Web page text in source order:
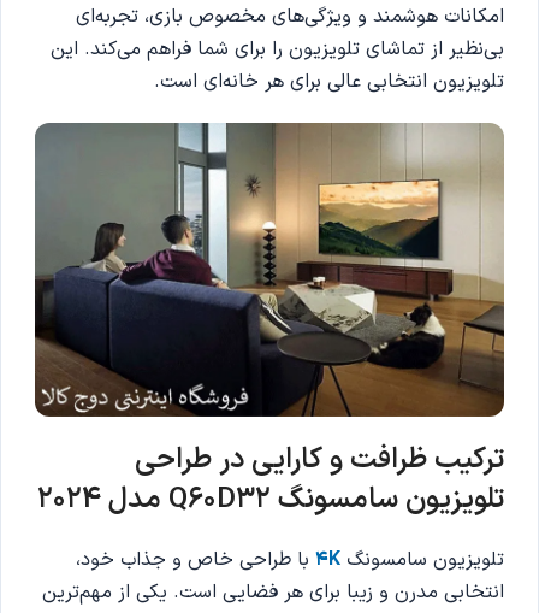
امکانات هوشمند و ویژگی‌های مخصوص بازی، تجربه‌ای
بی‌نظیر از تماشای تلویزیون را برای شما فراهم می‌کند. این
تلویزیون انتخابی عالی برای هر خانه‌ای است.
ترکیب ظرافت و کارایی در طراحی
تلویزیون سامسونگ Q60D32 مدل 2024
تلویزیون سامسونگ 4K با طراحی خاص و جذاب خود،
انتخابی مدرن و زیبا برای هر فضایی است. یکی از مهم‌ترین